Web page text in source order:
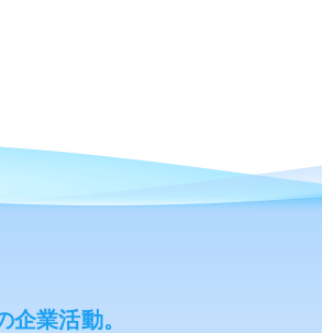
業活動。